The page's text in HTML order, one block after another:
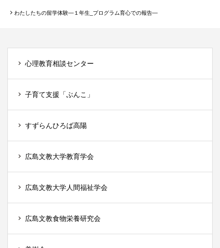
わたしたちの留学体験―１年生_プログラム育心での報告―
心理教育相談センター
子育て支援「ぶんこ」
すずらんひろば高陽
広島文教大学教育学会
広島文教大学人間福祉学会
広島文教食物栄養研究会